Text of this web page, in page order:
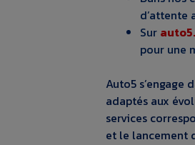
d’attente
Sur
pour une
Auto5 s’engage
adaptés aux
services
et le lancement